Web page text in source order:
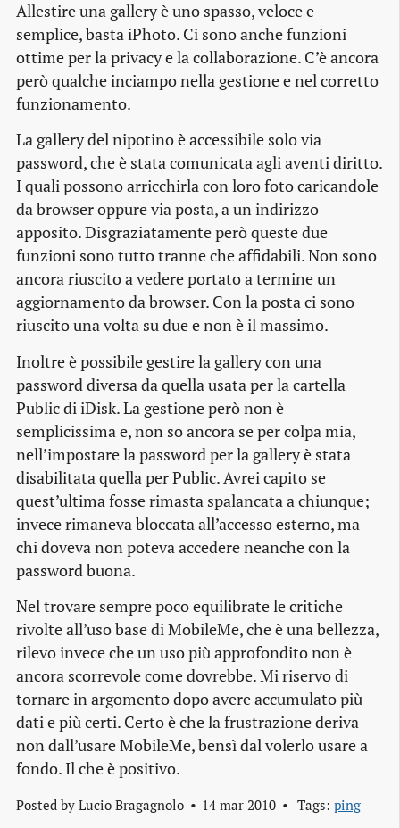
Allestire una galleryè uno spasso, veloce e
semplice, basta iPhoto. Ci sono anche funzioni
ottime per laprivacye la collaborazione. C’è ancora
però qualche inciampo nella gestione e nel corretto
funzionamento.
La gallerydel nipotino è accessibile solo via
password, che è stata comunicata agli aventi diritto.
I quali possono arricchirla con loro foto caricandole
dabrowseroppure via posta, a un indirizzo
apposito. Disgraziatamente però queste due
funzioni sono tutto tranne che affidabili. Non sono
ancora riuscito a vedere portato a termine un
aggiornamento dabrowser. Con la posta ci sono
riuscito una volta su due e non è il massimo.
Inoltre è possibile gestire la gallerycon una
password diversa da quella usata per la cartella
Public di iDisk. La gestione però non è
semplicissima e, non so ancora se per colpa mia,
nell’impostare la password per la galleryè stata
disabilitata quella per Public. Avrei capito se
quest’ultima fosse rimasta spalancata a chiunque;
invece rimaneva bloccata all’accesso esterno, ma
chi doveva non poteva accedere neanche con la
password buona.
Nel trovare sempre poco equilibrate le critiche
rivolte all’uso base di MobileMe, che è una bellezza,
rilevo invece che un uso più approfondito non è
ancora scorrevole come dovrebbe. Mi riservo di
tornare in argomento dopo avere accumulato più
dati e più certi. Certo è che la frustrazione deriva
non dall’usare MobileMe, bensì dal volerlo usare a
fondo. Il che è positivo.
Posted by Lucio Bragagnolo 14 mar 2010 Tags: ping